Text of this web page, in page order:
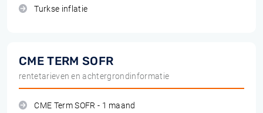
Turkse inflatie
CME TERM SOFR
rentetarieven en achtergrondinformatie
CME Term SOFR - 1 maand